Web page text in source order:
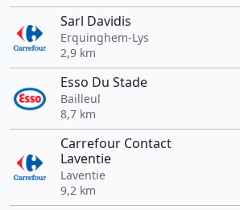
Sarl Davidis
Erquinghem-Lys
2,9 km
Esso Du Stade
Bailleul
8,7 km
Carrefour Contact
Laventie
Laventie
9,2 km